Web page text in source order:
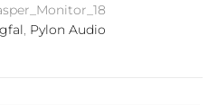
, Pylon Audio